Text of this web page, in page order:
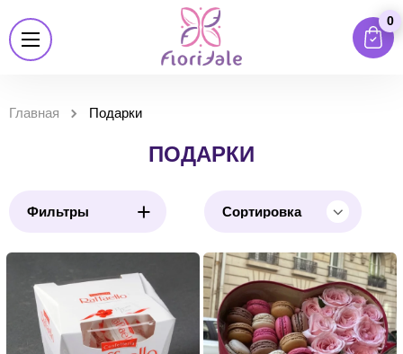
0
Главная Подарки
ПОДАРКИ
Фильтры + Сортировка